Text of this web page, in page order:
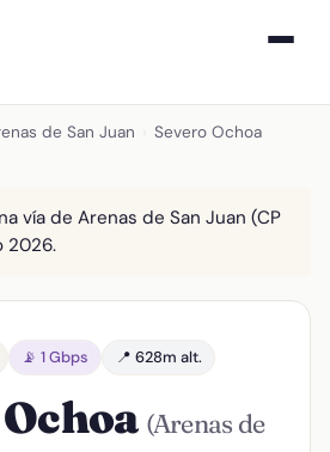
de San Juan Severo Ochoa
vía de Arenas de San Juan (CP
2026.
📡 1 Gbps 📍 628m alt.
(Arenas de